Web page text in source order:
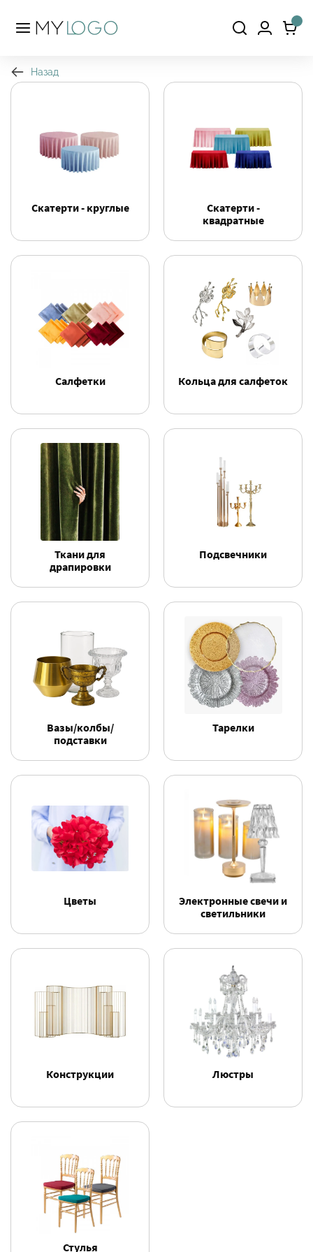
Назад
Скатерти - круглые
Скатерти -
квадратные
Салфетки Кольца для салфеток
Ткани для
драпировки
Подсвечники
Вазы/колбы/
подставки
Тарелки
Цветы
Электронные свечи и
светильники
Конструкции Люстры
Стулья
Фильтры